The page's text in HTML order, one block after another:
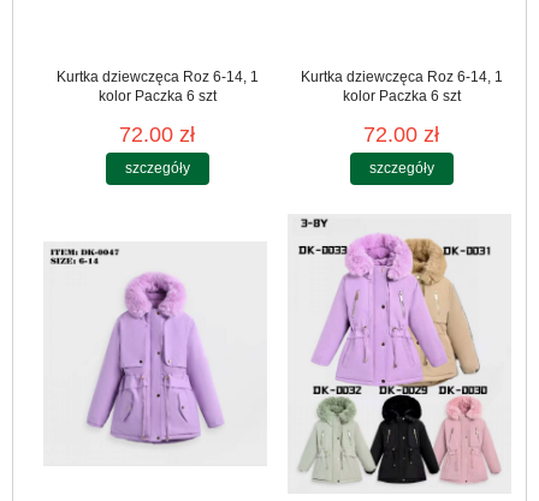
Kurtka dziewczęca Roz 6-14, 1
kolor Paczka 6 szt
72.00 zł
szczegóły
Kurtka dziewczęca Roz 6-14, 1
kolor Paczka 6 szt
72.00 zł
szczegóły